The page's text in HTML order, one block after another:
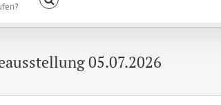
05.07.2026